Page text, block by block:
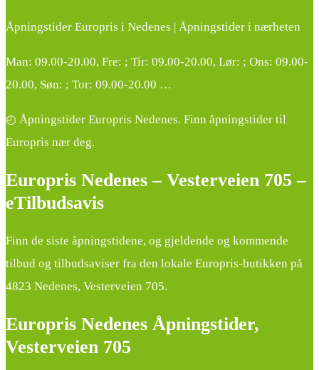
Åpningstider Europris i Nedenes | Åpningstider i nærheten
Man: 09.00-20.00, Fre: ; Tir: 09.00-20.00, Lør: ; Ons: 09.00-
20.00, Søn: ; Tor: 09.00-20.00 …
◴ Åpningstider Europris Nedenes. Finn åpningstider til
Europris nær deg.
Europris Nedenes – Vesterveien 705 –
eTilbudsavis
Finn de siste åpningstidene, og gjeldende og kommende
tilbud og tilbudsaviser fra den lokale Europris-butikken på
4823 Nedenes, Vesterveien 705.
Europris Nedenes Åpningstider,
Vesterveien 705